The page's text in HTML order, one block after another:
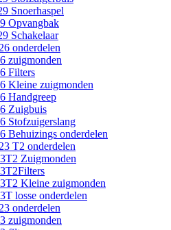
Snoerhaspel
Opvangbak
Schakelaar
onderdelen
zuigmonden
Filters
Kleine zuigmonden
Handgreep
Zuigbuis
Stofzuigerslang
Behuizings onderdelen
T2 onderdelen
Zuigmonden
Kleine zuigmonden
losse onderdelen
onderdelen
zuigmonden